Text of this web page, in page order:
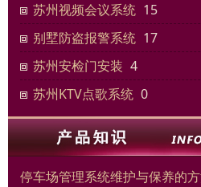
苏州视频会议系统 15
别墅防盗报警系统 17
苏州安检门安装 4
苏州KTV点歌系统 0
停车场管理系统维护与保养的